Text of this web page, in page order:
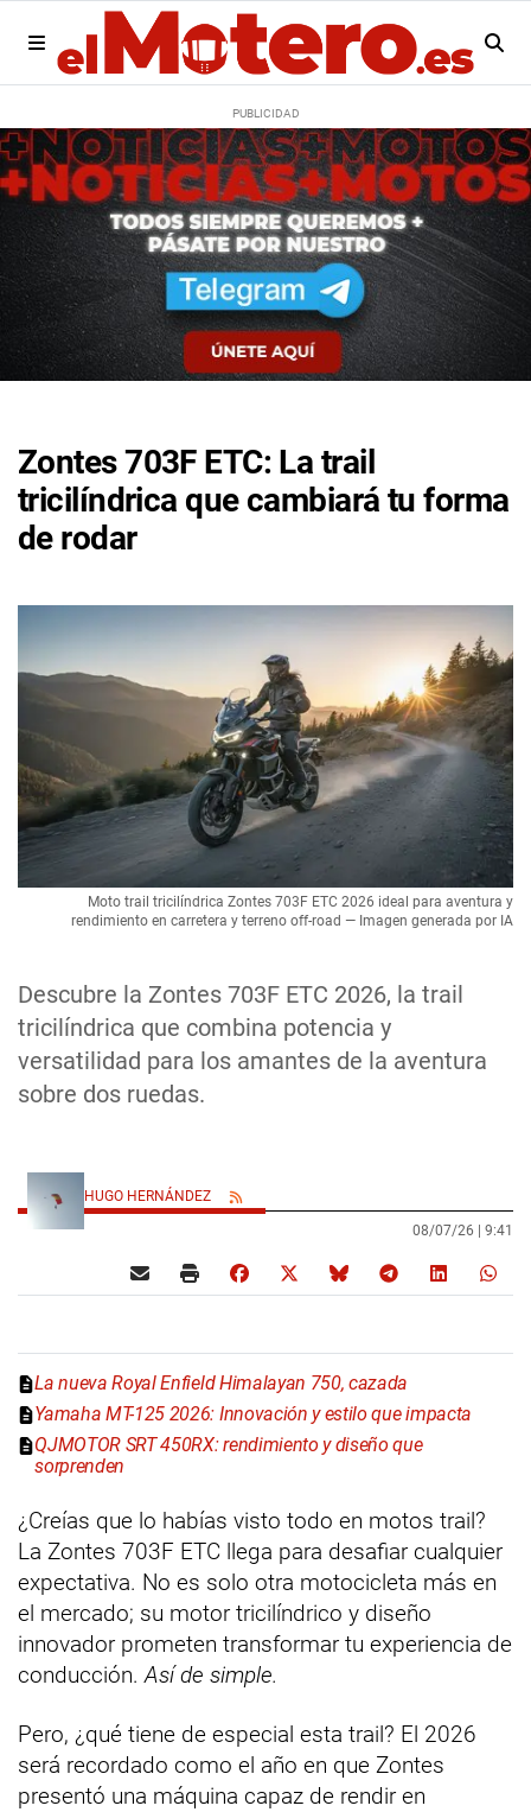
Zontes 703F ETC: La trail
tricilíndrica que cambiará tu forma
de rodar
Descubre la Zontes 703F ETC 2026, la trail
tricilíndrica que combina potencia y
versatilidad para los amantes de la aventura
sobre dos ruedas.
Moto trail tricilíndrica Zontes 703F ETC 2026 ideal para aventura y
rendimiento en carretera y terreno off-road — Imagen generada por IA
HUGO HERNÁNDEZ
08/07/26 | 9:41
La nueva Royal Enfield Himalayan 750, cazada
Yamaha MT-125 2026: Innovación y estilo que impacta
QJMOTOR SRT 450RX: rendimiento y diseño que
sorprenden
¿Creías que lo habías visto todo en motos trail?
La Zontes 703F ETC llega para desafiar cualquier
expectativa. No es solo otra motocicleta más en
el mercado; su motor tricilíndrico y diseño
innovador prometen transformar tu experiencia de
conducción.Así de simple.
Pero, ¿qué tiene de especial esta trail? El 2026
será recordado como el año en que Zontes
presentó una máquina capaz de rendir en